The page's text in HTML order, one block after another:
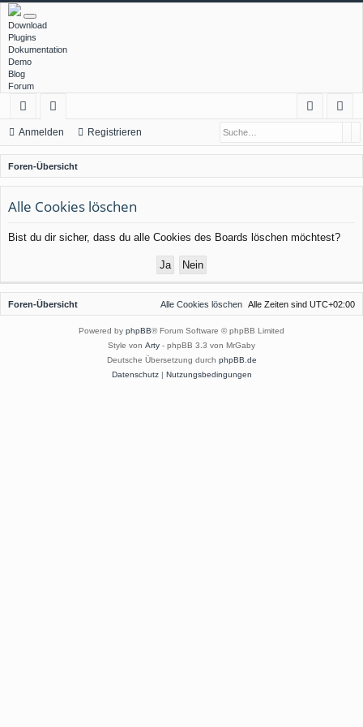
Download
Plugins
Dokumentation
Demo
Blog
Forum
ch
ne
llz
ug
rif
or
en
m
el
n
ist
rie
n
Anmelden Registrieren
Foren-Übersicht
Alle Cookies löschen
Bist du dir sicher, dass du alle Cookies des Boards löschen möchtest?
Foren-Übersicht Alle Zeiten sind UTC+02:00
Alle Cookies löschen
Powered by phpBB® Forum Software © phpBB Limited
Style von Arty - phpBB 3.3 von MrGaby
Deutsche Übersetzung durch phpBB.de
Datenschutz| Nutzungsbedingungen